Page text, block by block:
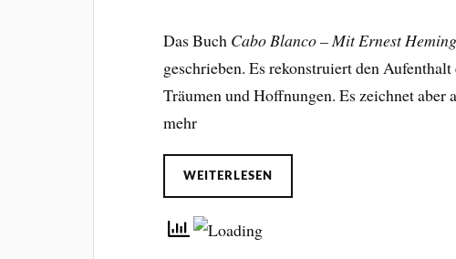
Das Buch Cabo Blanco – Mit Ernest
geschrieben. Es rekonstruiert den
Träumen und Hoffnungen. Es zeichnet aber
mehr
WEITERLESEN